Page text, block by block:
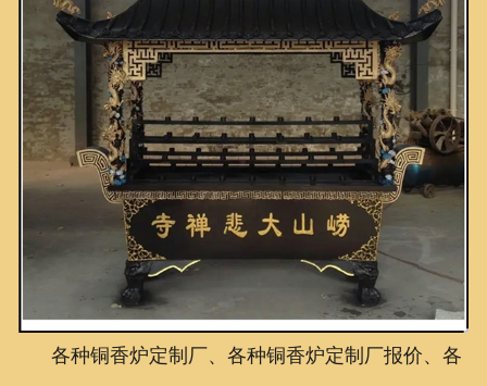
常识问答
新闻资讯
荣誉资质
泥塑鉴赏
联系我们
各种铜香炉定制厂、各种铜香炉定制厂报价、各